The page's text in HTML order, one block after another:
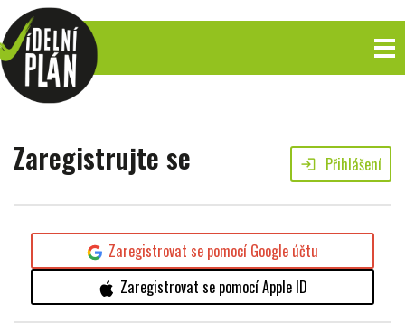
Zaregistrujte se login Přihlášení
Zaregistrovat se pomocí Google účtu
Zaregistrovat se pomocí Apple ID